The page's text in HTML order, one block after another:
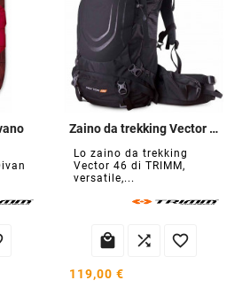
Zaino da trekking Vector 46L
Lo zaino da trekking
Vector 46 di TRIMM,
versatile,...
  
119,00 €